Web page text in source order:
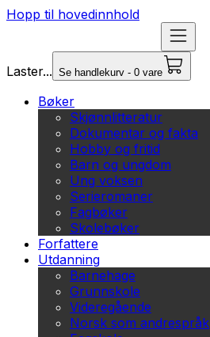
Hopp til hovedinnhold
Laster... Se handlekurv - 0 vare
Bøker
Skjønnlitteratur
Dokumentar og fakta
Hobby og fritid
Barn og ungdom
Ung voksen
Serieromaner
Fagbøker
Skolebøker
Forfattere
Utdanning
Barnehage
Grunnskole
Videregående
Norsk som andrespråk